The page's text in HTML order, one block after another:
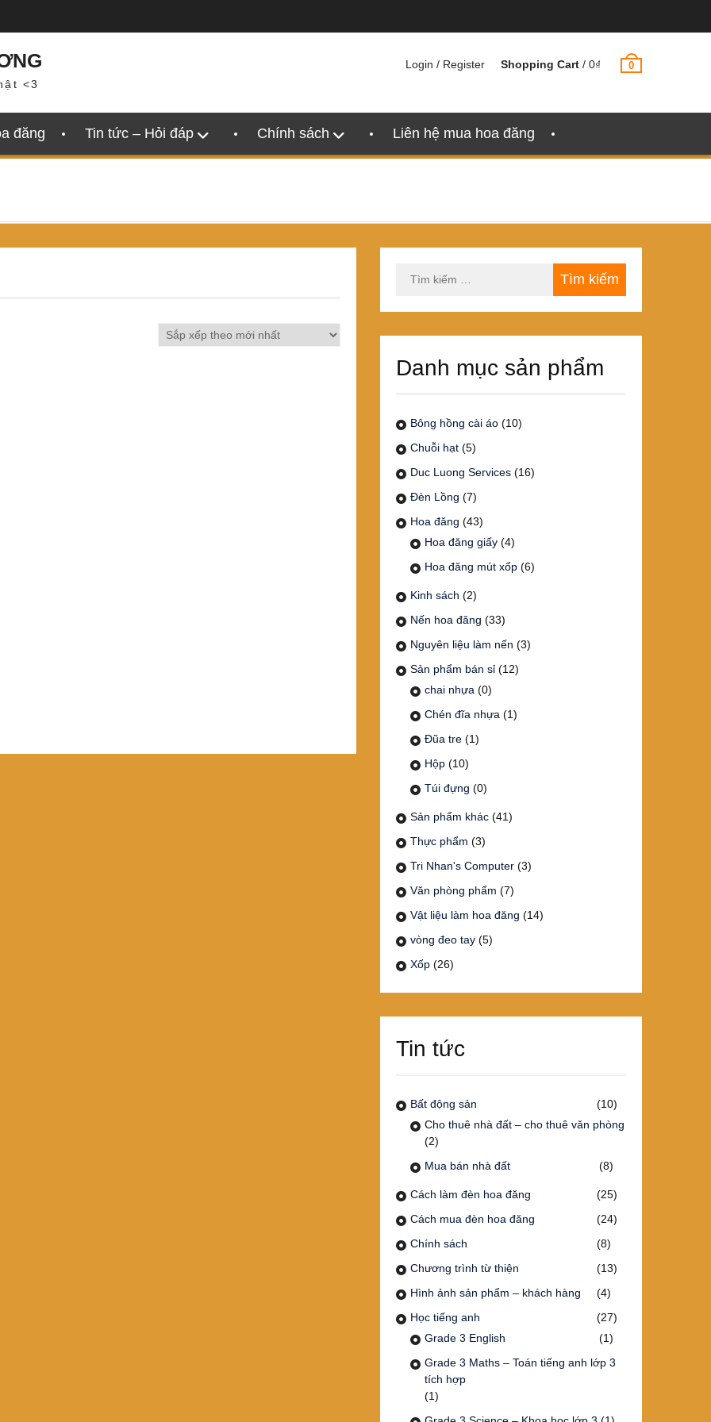
<3
Login / Register Shopping Cart / 0₫ 0
đăng Tin tức – Hỏi đáp Chính sách Liên hệ mua hoa đăng
kiếm
Danh mục sản phẩm
Bông hồng cài áo (10)
Chuỗi hạt (5)
Duc Luong Services (16)
Đèn Lồng (7)
Hoa đăng (43)
Hoa đăng giấy (4)
Hoa đăng mút xốp (6)
Kinh sách (2)
Nến hoa đăng (33)
Nguyên liệu làm nến (3)
Sản phẩm bán sỉ (12)
chai nhựa (0)
Chén đĩa nhựa (1)
Đũa tre (1)
Hộp (10)
Túi đựng (0)
Sản phẩm khác (41)
Thực phẩm (3)
Tri Nhan's Computer (3)
Văn phòng phẩm (7)
Vật liệu làm hoa đăng (14)
vòng đeo tay (5)
Xốp (26)
Tin tức
Bất động sản
(10)
Cho thuê nhà đất – cho thuê văn phòng
(2)
Mua bán nhà đất
(8)
Cách làm đèn hoa đăng
(25)
Cách mua đèn hoa đăng
(24)
Chính sách
(8)
Chương trình từ thiện
(13)
Hình ảnh sản phẩm – khách hàng
(4)
Học tiếng anh
(27)
Grade 3 English
(1)
Grade 3 Maths – Toán tiếng anh lớp 3
tích hợp
(1)